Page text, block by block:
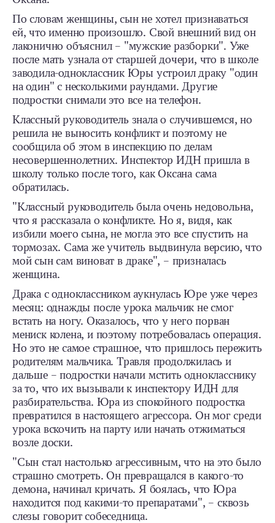
По словам женщины, сын не хотел признаваться
ей, что именно произошло. Свой внешний вид он
лаконично объяснил – "мужские разборки". Уже
после мать узнала от старшей дочери, что в школе
заводила-одноклассник Юры устроил драку "один
на один" с несколькими раундами. Другие
подростки снимали это все на телефон.
Классный руководитель знала о случившемся, но
решила не выносить конфликт и поэтому не
сообщила об этом в инспекцию по делам
несовершеннолетних. Инспектор ИДН пришла в
школу только после того, как Оксана сама
обратилась.
"Классный руководитель была очень недовольна,
что я рассказала о конфликте. Но я, видя, как
избили моего сына, не могла это все спустить на
тормозах. Сама же учитель выдвинула версию, что
мой сын сам виноват в драке", – призналась
женщина.
Драка с одноклассником аукнулась Юре уже через
месяц: однажды после урока мальчик не смог
встать на ногу. Оказалось, что у него порван
мениск колена, и поэтому потребовалась операция.
Но это не самое страшное, что пришлось пережить
родителям мальчика. Травля продолжилась и
дальше – подростки начали мстить однокласснику
за то, что их вызывали к инспектору ИДН для
разбирательства. Юра из спокойного подростка
превратился в настоящего агрессора. Он мог среди
урока вскочить на парту или начать отжиматься
возле доски.
"Сын стал настолько агрессивным, что на это было
страшно смотреть. Он превращался в какого-то
демона, начинал кричать. Я боялась, что Юра
находится под какими-то препаратами", – сквозь
слезы говорит собеседница.